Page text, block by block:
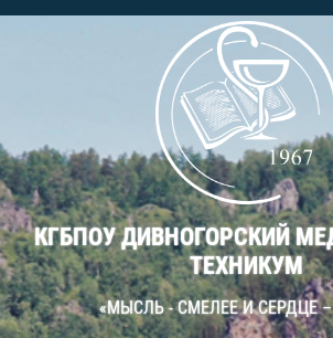
КГБПОУ ДИВНОГОРСКИЙ
ТЕХНИКУМ
«МЫСЛЬ - СМЕЛЕЕ И СЕРДЦЕ